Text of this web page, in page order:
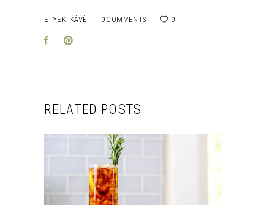
ETYEK, KÁVÉ 0 COMMENTS 0
RELATED POSTS